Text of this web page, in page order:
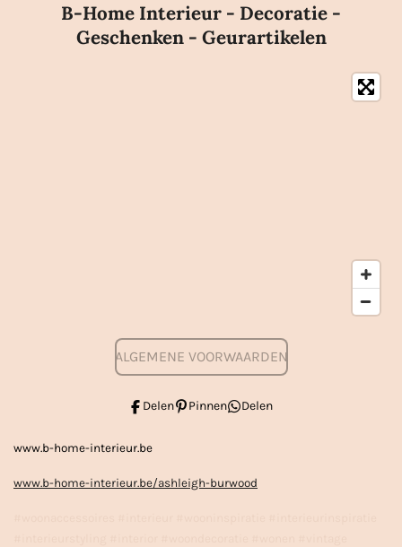
B-Home Interieur - Decoratie -
Geschenken - Geurartikelen
ALGEMENE VOORWAARDEN
Delen Pinnen Delen
www.b-home-interieur.be
www.b-home-interieur.be/ashleigh-burwood